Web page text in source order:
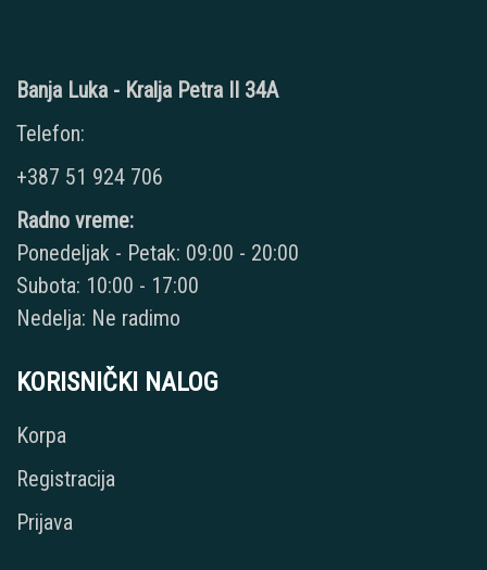
Banja Luka - Kralja Petra II 34A
Telefon:
+387 51 924 706
Radno vreme:
Ponedeljak - Petak: 09:00 - 20:00
Subota: 10:00 - 17:00
Nedelja: Ne radimo
KORISNIČKI NALOG
Korpa
Registracija
Prijava